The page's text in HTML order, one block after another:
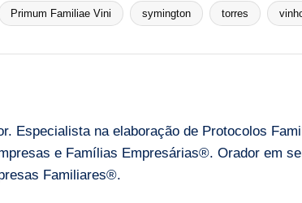
Primum Familiae Vini symington torres
Especialista na elaboração de Protocolos
e Famílias Empresárias®. Orador em
Familiares®.